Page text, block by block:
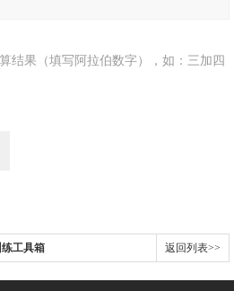
结果（填写阿拉伯数字），如：三加四
工具箱 返回列表>>